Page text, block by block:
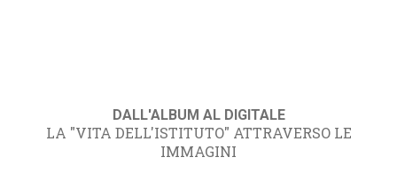
DALL'ALBUM AL DIGITALE
LA "VITA DELL'ISTITUTO" ATTRAVERSO LE
IMMAGINI